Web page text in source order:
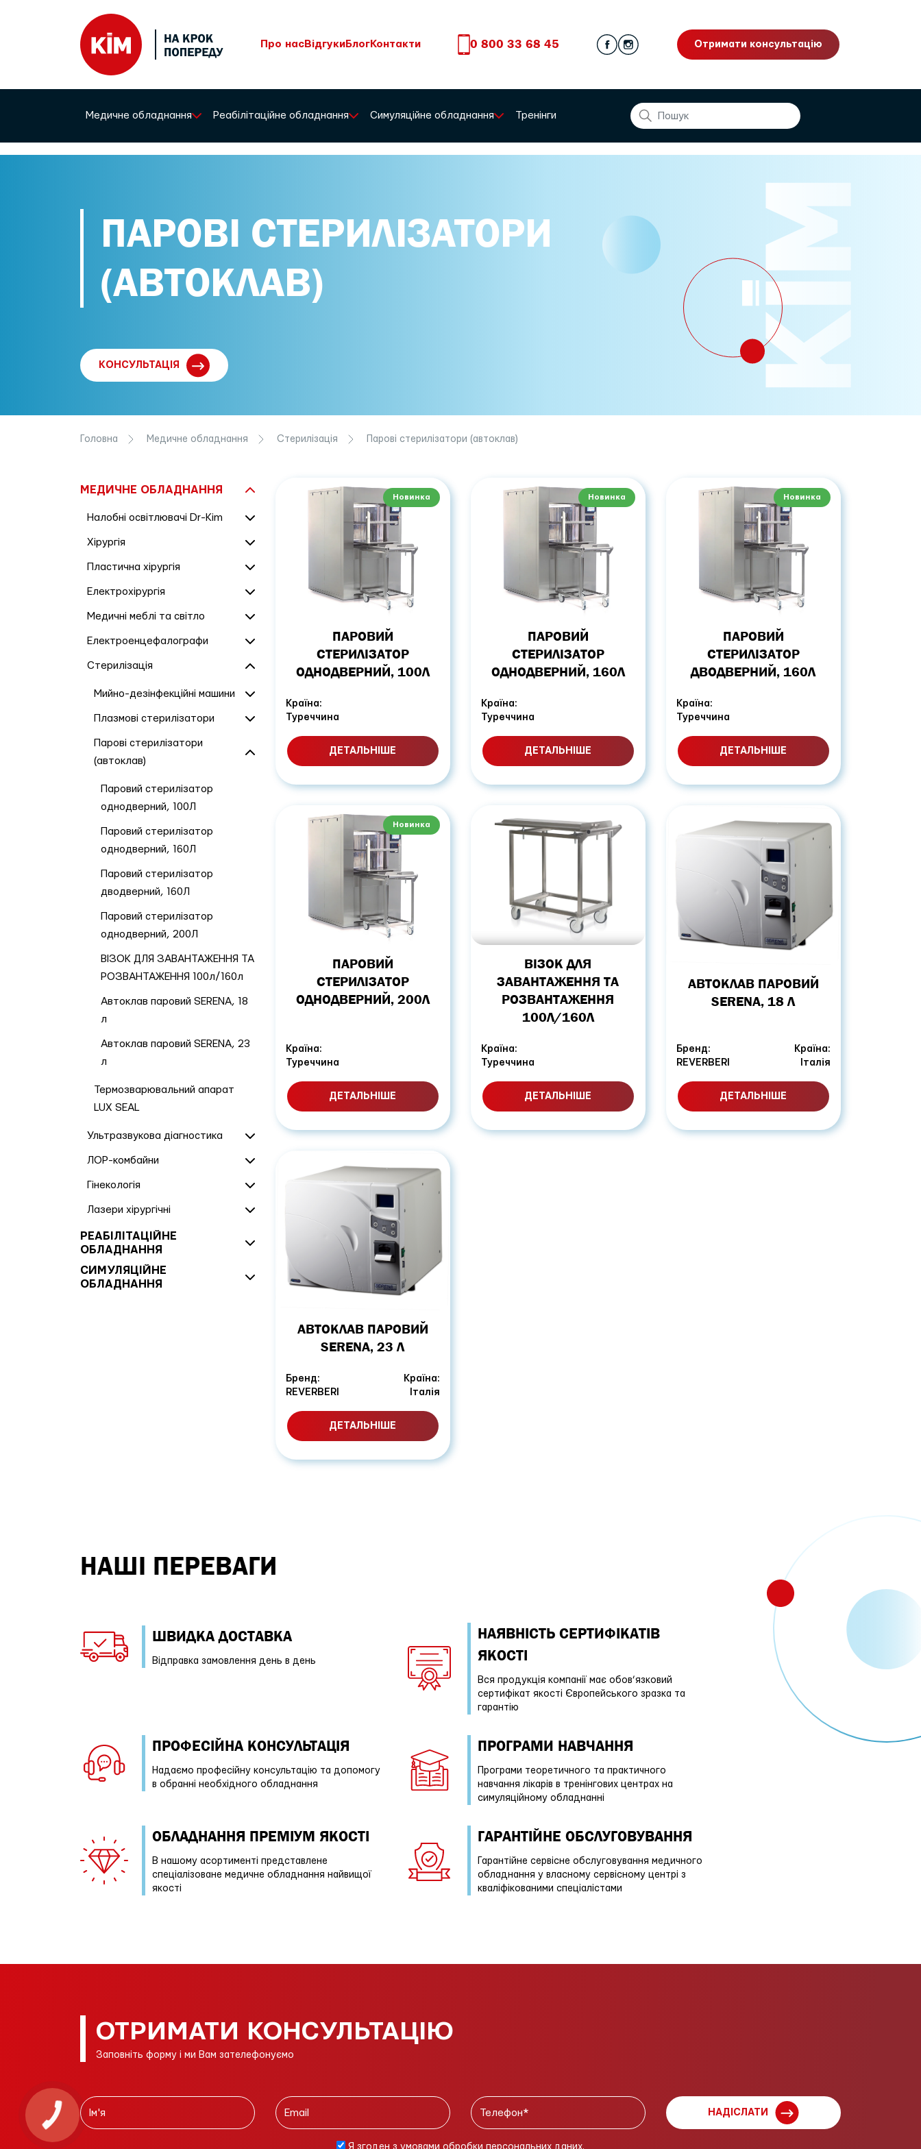
Про нас Відгуки Блог Контакти 0 800 33 68 45 Отримати консультацію
Медичне обладнання Реабілітаційне обладнання Симуляційне обладнання Тренінги
ПАРОВІ СТЕРИЛІЗАТОРИ
(АВТОКЛАВ)
КОНСУЛЬТАЦІЯ
Головна Медичне обладнання Стерилізація Парові стерилізатори (автоклав)
МЕДИЧНЕ ОБЛАДНАННЯ
Налобні освітлювачі Dr-Kim
Хірургія
Пластична хірургія
Електрохірургія
Медичні меблі та світло
Електроенцефалографи
Стерилізація
Мийно-дезінфекційні машини
Плазмові стерилізатори
Парові стерилізатори
(автоклав)
Паровий стерилізатор
однодверний, 100Л
Паровий стерилізатор
однодверний, 160Л
Паровий стерилізатор
дводверний, 160Л
Паровий стерилізатор
однодверний, 200Л
ВІЗОК ДЛЯ ЗАВАНТАЖЕННЯ ТА
РОЗВАНТАЖЕННЯ 100л/160л
Автоклав паровий SERENA, 18
л
Автоклав паровий SERENA, 23
л
Термозварювальний апарат
LUX SEAL
Ультразвукова діагностика
ЛОР-комбайни
Гінекологія
Лазери хірургічні
РЕАБІЛІТАЦІЙНЕ
ОБЛАДНАННЯ
СИМУЛЯЦІЙНЕ
ОБЛАДНАННЯ
Новинка
ПАРОВИЙ
СТЕРИЛІЗАТОР
ОДНОДВЕРНИЙ, 100Л
Країна:
Туреччина
ДЕТАЛЬНІШЕ
Новинка
ПАРОВИЙ
СТЕРИЛІЗАТОР
ОДНОДВЕРНИЙ, 160Л
Країна:
Туреччина
ДЕТАЛЬНІШЕ
Новинка
ПАРОВИЙ
СТЕРИЛІЗАТОР
ДВОДВЕРНИЙ, 160Л
Країна:
Туреччина
ДЕТАЛЬНІШЕ
Новинка
ПАРОВИЙ
СТЕРИЛІЗАТОР
ОДНОДВЕРНИЙ, 200Л
Країна:
Туреччина
ДЕТАЛЬНІШЕ
ВІЗОК ДЛЯ
ЗАВАНТАЖЕННЯ ТА
РОЗВАНТАЖЕННЯ
100Л/160Л
Країна:
Туреччина
ДЕТАЛЬНІШЕ
АВТОКЛАВ ПАРОВИЙ
SERENA, 18 Л
Бренд:
REVERBERI
Країна:
Італія
ДЕТАЛЬНІШЕ
АВТОКЛАВ ПАРОВИЙ
SERENA, 23 Л
Бренд:
REVERBERI
Країна:
Італія
ДЕТАЛЬНІШЕ
НАШІ ПЕРЕВАГИ
ШВИДКА ДОСТАВКА
Відправка замовлення день в день
НАЯВНІСТЬ СЕРТИФІКАТІВ
ЯКОСТІ
Вся продукція компанії має обов’язковий
сертифікат якості Європейського зразка та
гарантію
ПРОФЕСIЙНА КОНСУЛЬТАЦІЯ
Надаємо професійну консультацію та допомогу
в обранні необхідного обладнання
ПРОГРАМИ НАВЧАННЯ
Програми теоретичного та практичного
навчання лікарів в тренінгових центрах на
симуляційному обладнанні
ОБЛАДНАННЯ ПРЕМІУМ ЯКОСТІ
В нашому асортименті представлене
спеціалізоване медичне обладнання найвищої
якості
ГАРАНТІЙНE ОБСЛУГОВУВАННЯ
Гарантійне сервісне обслуговування медичного
обладнання у власному сервісному центрі з
кваліфікованими спеціалістами
ОТРИМАТИ КОНСУЛЬТАЦІЮ
Заповніть форму і ми Вам зателефонуємо
НАДІСЛАТИ